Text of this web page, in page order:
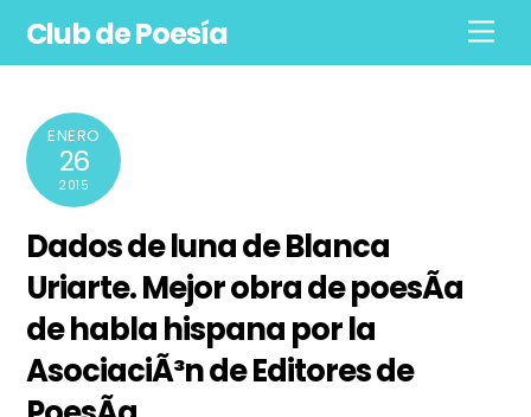
Club de Poesía
ENERO
26
2015
Dados de luna de Blanca
Uriarte. Mejor obra de poesÃ­a
de habla hispana por la
AsociaciÃ³n de Editores de